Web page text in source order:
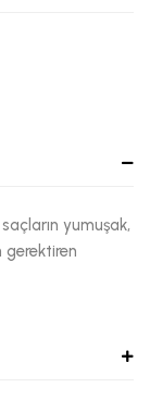
yumuşak,
gerektiren